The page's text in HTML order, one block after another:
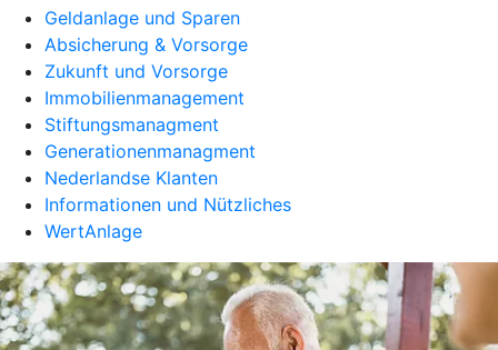
Geldanlage und Sparen
Absicherung & Vorsorge
Zukunft und Vorsorge
Immobilienmanagement
Stiftungsmanagment
Generationenmanagment
Nederlandse Klanten
Informationen und Nützliches
WertAnlage